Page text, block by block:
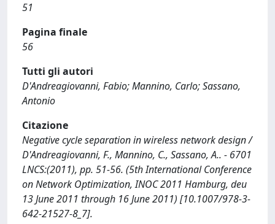
51
Pagina finale
56
Tutti gli autori
D'Andreagiovanni, Fabio; Mannino, Carlo; Sassano,
Antonio
Citazione
Negative cycle separation in wireless network design /
D'Andreagiovanni, F., Mannino, C., Sassano, A.. - 6701
LNCS:(2011), pp. 51-56. (5th International Conference
on Network Optimization, INOC 2011 Hamburg, deu
13 June 2011 through 16 June 2011) [10.1007/978-3-
642-21527-8_7].